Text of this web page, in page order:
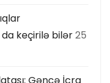
keçirilə bilər25